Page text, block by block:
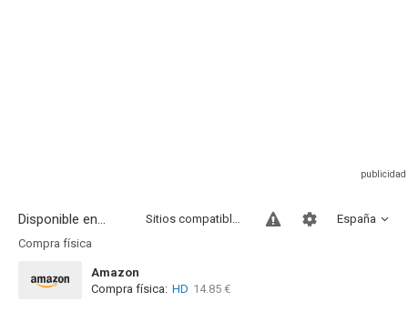
Disponible en... España
Sitios compatibles
Compra física
Amazon
Compra física: HD 14.85 €